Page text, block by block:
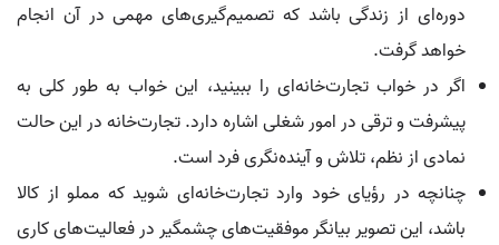
دوره‌ای از زندگی باشد که تصمیم‌گیری‌های مهمی در آن انجام
خواهد گرفت.
اگر در خواب تجارت‌خانه‌ای را ببینید، این خواب به طور کلی به
پیشرفت و ترقی در امور شغلی اشاره دارد. تجارت‌خانه در این حالت
نمادی از نظم، تلاش و آینده‌نگری فرد است.
چنانچه در رؤیای خود وارد تجارت‌خانه‌ای شوید که مملو از کالا
باشد، این تصویر بیانگر موفقیت‌های چشمگیر در فعالیت‌های کاری